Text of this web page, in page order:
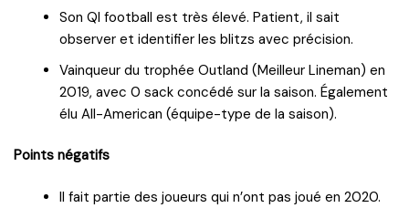
Son QI football est très élevé. Patient, il sait
observer et identifier les blitzs avec précision.
Vainqueur du trophée Outland (Meilleur Lineman) en
2019, avec 0 sack concédé sur la saison. Également
élu All-American (équipe-type de la saison).
Points négatifs
Il fait partie des joueurs qui n’ont pas joué en 2020.